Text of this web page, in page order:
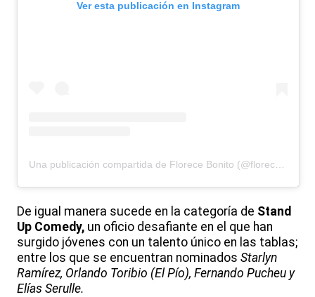
Ver esta publicación en Instagram
Una publicación compartida de Florece Bonito (@florecebonito)
De igual manera sucede en la categoría de Stand
Up Comedy, un oficio desafiante en el que han
surgido jóvenes con un talento único en las tablas;
entre los que se encuentran nominados Starlyn
Ramírez, Orlando Toribio (El Pío), Fernando Pucheu y
Elías Serulle.